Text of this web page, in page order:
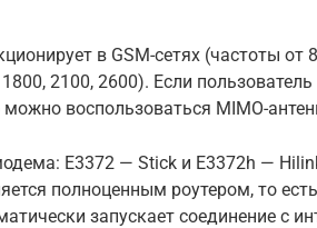
в GSM-сетях (частоты от
2100, 2600). Если
можно воспользоваться MIMO-
E3372 — Stick и E3372h —
полноценным роутером, то
запускает соединение с